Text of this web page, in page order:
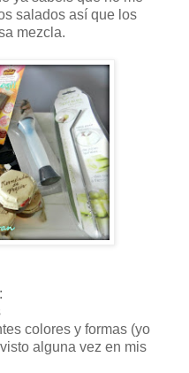
salados así que los
mezcla.
colores y formas (yo
alguna vez en mis